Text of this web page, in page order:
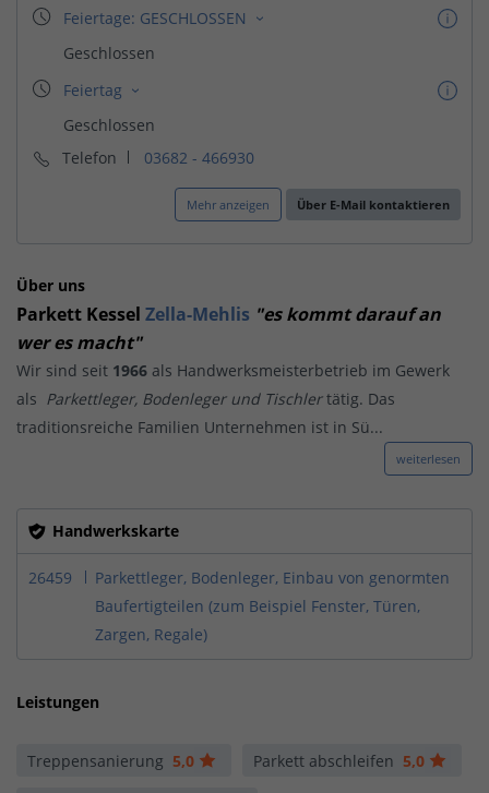
Telefon 03682 - 466930
Mehr anzeigen Über E-Mail kontaktieren
Über uns
Parkett Kessel Zella-Mehlis "es kommt darauf an
wer es macht"
Wir sind seit 1966 als Handwerksmeisterbetrieb im Gewerk
als Parkettleger, Bodenleger und Tischlertätig. Das
traditionsreiche Familien Unternehmen ist in Sü...
weiterlesen
Handwerkskarte
26459
Parkettleger, Bodenleger, Einbau von genormten
Baufertigteilen (zum Beispiel Fenster, Türen,
Zargen, Regale)
Leistungen
Treppensanierung 5,0 Parkett abschleifen 5,0